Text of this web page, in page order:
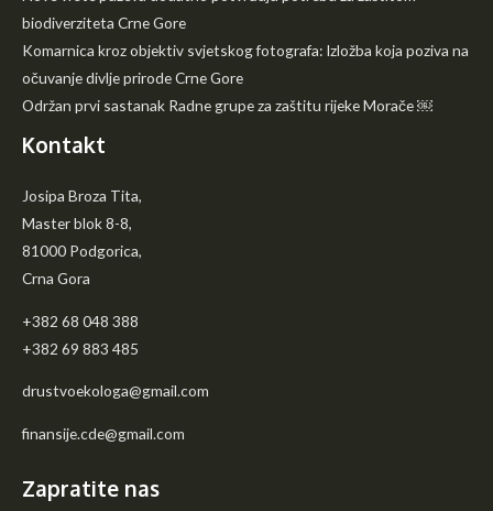
biodiverziteta Crne Gore
Komarnica kroz objektiv svjetskog fotografa: Izložba koja poziva na
očuvanje divlje prirode Crne Gore
Održan prvi sastanak Radne grupe za zaštitu rijeke Morače ￼
Kontakt
Josipa Broza Tita,
Master blok 8-8,
81000 Podgorica,
Crna Gora
+382 68 048 388
+382 69 883 485
drustvoekologa@gmail.com
finansije.cde@gmail.com
Zapratite nas